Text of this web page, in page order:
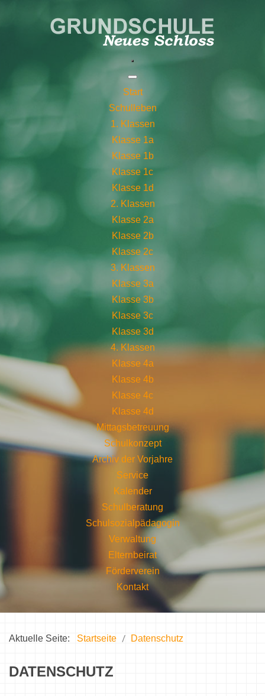
Start
Schulleben
1. Klassen
Klasse 1a
Klasse 1b
Klasse 1c
Klasse 1d
2. Klassen
Klasse 2a
Klasse 2b
Klasse 2c
3. Klassen
Klasse 3a
Klasse 3b
Klasse 3c
Klasse 3d
4. Klassen
Klasse 4a
Klasse 4b
Klasse 4c
Klasse 4d
Mittagsbetreuung
Schulkonzept
Archiv der Vorjahre
Service
Kalender
Schulberatung
Schulsozialpädagogin
Verwaltung
Elternbeirat
Förderverein
Kontakt
Aktuelle Seite: Startseite Datenschutz
DATENSCHUTZ